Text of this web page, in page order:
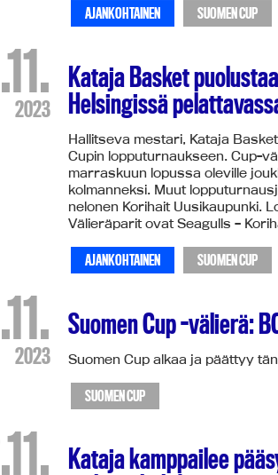
AJANKOHTAINEN SUOMEN CUP
2023
Kataja Basket
Helsingissä
Hallitseva mestari, Kataja
Cupin lopputurnaukseen. Cup-
marraskuun lopussa oleville
kolmanneksi. Muut
nelonen Korihait Uusikaupunki.
Välieräparit ovat Seagulls –
AJANKOHTAINEN SUOMEN CUP
2023
Suomen Cup -välierä:
Suomen Cup alkaa ja päättyy
SUOMEN CUP
Kataja kamppailee